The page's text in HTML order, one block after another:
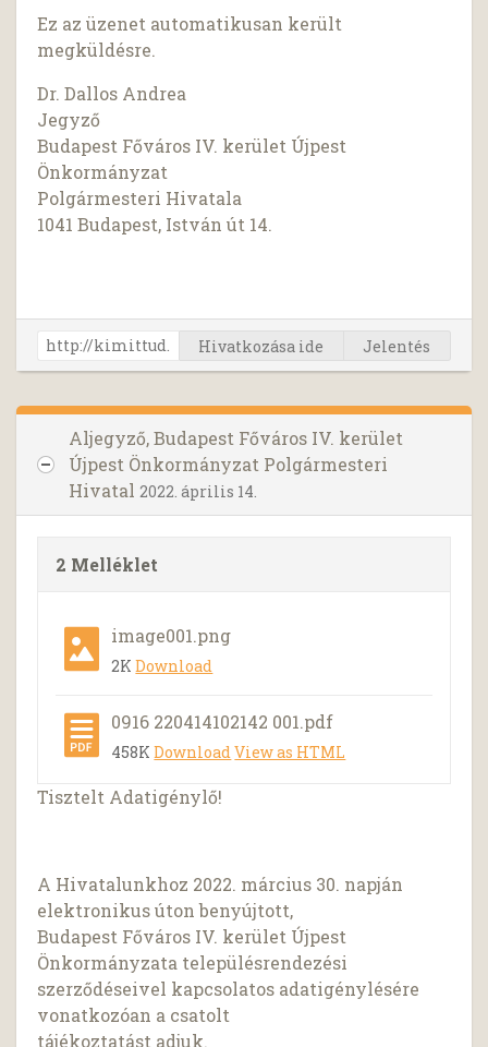
Ez az üzenet automatikusan került
megküldésre.
Dr. Dallos Andrea
Jegyző
Budapest Főváros IV. kerület Újpest
Önkormányzat
Polgármesteri Hivatala
1041 Budapest, István út 14.
Hivatkozása ide Jelentés
Aljegyző, Budapest Főváros IV. kerület
Újpest Önkormányzat Polgármesteri
Hivatal 2022. április 14.
2 Melléklet
image001.png
2KDownload
0916 220414102142 001.pdf
458KDownloadView as HTML
Tisztelt Adatigénylő!
A Hivatalunkhoz 2022. március 30. napján
elektronikus úton benyújtott,
Budapest Főváros IV. kerület Újpest
Önkormányzata településrendezési
szerződéseivel kapcsolatos adatigénylésére
vonatkozóan a csatolt
tájékoztatást adjuk.